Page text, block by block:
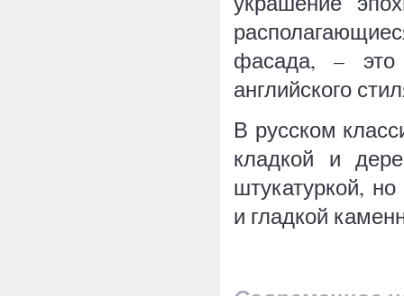
фасада, – это
английского
В русском
кладкой и
штукатуркой,
и гладкой